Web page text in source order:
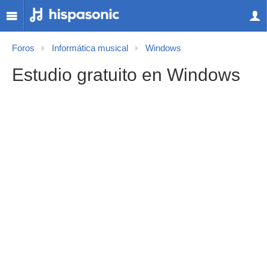
Foros Informática musical Windows
Estudio gratuito en Windows